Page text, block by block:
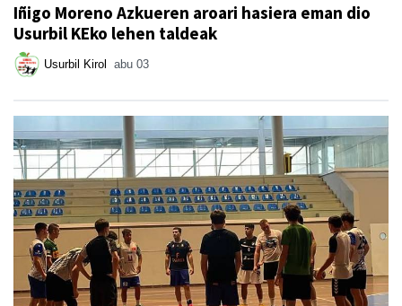
Iñigo Moreno Azkueren aroari hasiera eman dio
Usurbil KEko lehen taldeak
Usurbil Kirol abu 03